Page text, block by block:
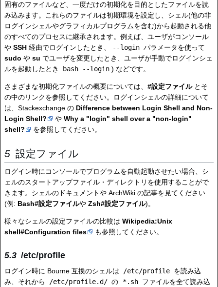
固有のファイルなど、一度だけの初期化を目的としたファイルを読
み込みます。これらのファイルは初期環境を設定し、シェル(他の非
ログインシェルやグラフィカルプログラムを含む)から起動される他
のすべてのプロセスに継承されます。例えば、ユーザがコンソール
や SSH 経由でログインしたとき、 --login パラメータを使って
sudo や su でユーザを変更したとき、ユーザが手動でログインシェ
ルを起動したとき
bash --login ) などです。
さまざまな初期化ファイルの概要については、 #設定ファイルとそ
の中のリンクを参照してください。ログインシェルの詳細について
は、Stackexchange の Difference between Login Shell and Non-
Login Shell?
や Why a "login" shell over a "non-login"
shell?
を参照してください。
設定ファイル
ログイン時にコンソールでプログラムを自動起動させたい場合、シ
ェルのスタートアップファイル・ディレクトリを使用することがで
きます。シェルのドキュメントや ArchWiki の記事を見てください
(例: Bash#設定ファイルや Zsh#設定ファイル)。
様々なシェルの設定ファイルの比較は Wikipedia:Unix
shell#Configuration files
も参照してください。
/etc/profile
ログイン時に Bourne 互換のシェルは /etc/profile を読み込
み、それから
/etc/profile.d/ の *.sh ファイルを全て読み込